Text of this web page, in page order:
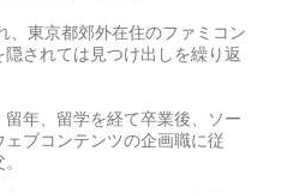
、東京都郊外在住のファミコン
されては見つけ出しを繰り返
年、留学を経て卒業後、ソー
ブコンテンツの企画職に従